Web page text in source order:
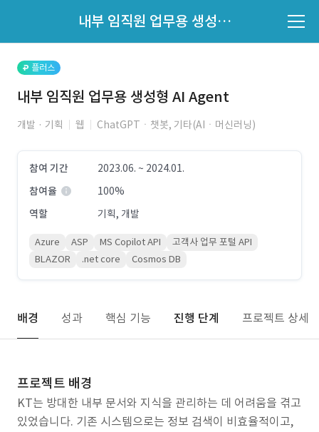
내부 임직원 업무용 생성형 AI Agent
지원자 목록 바로가기
플러스
내부 임직원 업무용 생성형 AI Agent
개발 · 기획 웹 ChatGPTㆍ챗봇, 기타(AIㆍ머신러닝)
참여 기간
2023.06. ~ 2024.01.
참여율
100%
역할
기획, 개발
Azure ASP MS Copilot API
고객사 업무 포털 API
BLAZOR
.net core Cosmos DB
배경 성과 핵심 기능 진행 단계 프로젝트 상세
프로젝트 배경
KT는 방대한 내부 문서와 지식을 관리하는 데 어려움을 겪고
있었습니다. 기존 시스템으로는 정보 검색이 비효율적이고,